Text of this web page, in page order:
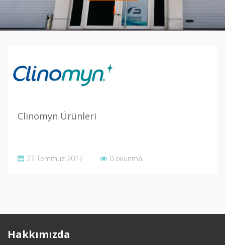
Clinomyn Ürünleri
27 Temmuz 2017 0 okunma
Hakkımızda